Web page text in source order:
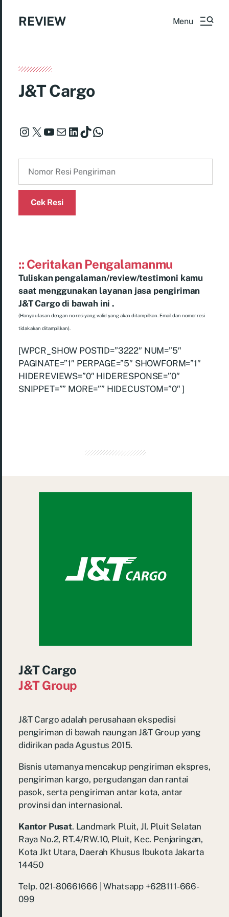
REVIEW Menu
J&T Cargo
Cek Resi
:: Ceritakan Pengalamanmu
Tuliskan pengalaman/review/testimoni kamu
saat menggunakan layanan jasa pengiriman
J&T Cargo di bawah ini .
(Hanya ulasan dengan no resi yang valid yang akan ditampilkan. Email dan nomor resi
tidak akan ditampilkan).
[WPCR_SHOW POSTID=”3222″ NUM=”5″
PAGINATE=”1″ PERPAGE=”5″ SHOWFORM=”1″
HIDEREVIEWS=”0″ HIDERESPONSE=”0″
SNIPPET=”” MORE=”” HIDECUSTOM=”0″ ]
J&T Cargo
J&T Group
J&T Cargo adalah perusahaan ekspedisi
pengiriman di bawah naungan J&T Group yang
didirikan pada Agustus 2015.
Bisnis utamanya mencakup pengiriman ekspres,
pengiriman kargo, pergudangan dan rantai
pasok, serta pengiriman antar kota, antar
provinsi dan internasional.
Kantor Pusat. Landmark Pluit, Jl. Pluit Selatan
Raya No.2, RT.4/RW.10, Pluit, Kec. Penjaringan,
Kota Jkt Utara, Daerah Khusus Ibukota Jakarta
14450
Telp. 021-80661666 | Whatsapp +628111-666-
099